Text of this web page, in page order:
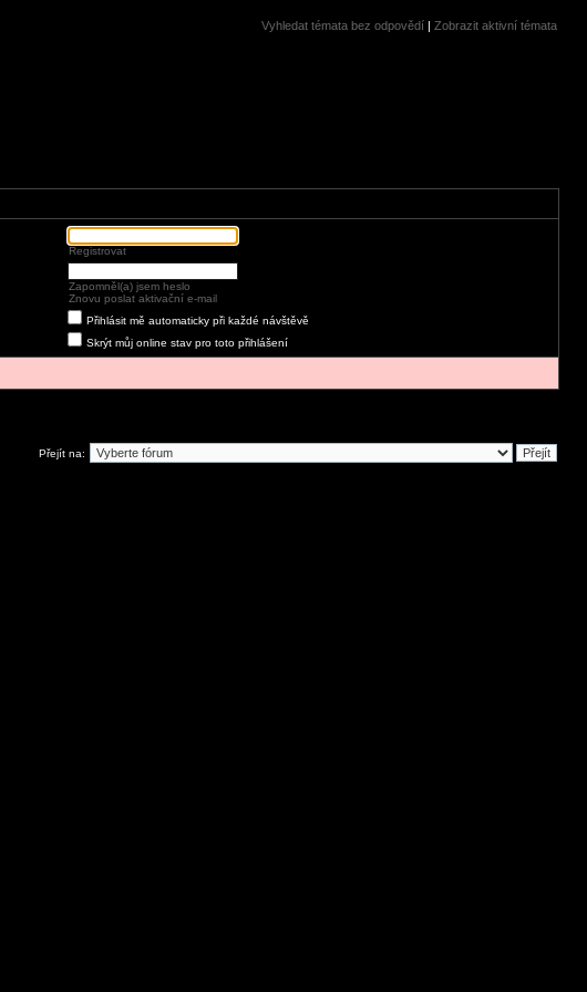
Vyhledat témata bez odpovědí | Zobrazit aktivní témata
Registrovat
Zapomněl(a) jsem heslo
Znovu poslat aktivační e-mail
Přihlásit mě automaticky při každé návštěvě
Skrýt můj online stav pro toto přihlášení
Přejít na: